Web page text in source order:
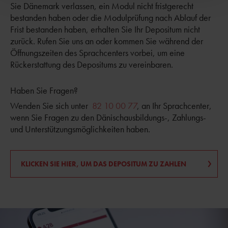
Sie Dänemark verlassen, ein Modul nicht fristgerecht
bestanden haben oder die Modulprüfung nach Ablauf der
Frist bestanden haben, erhalten Sie Ihr Depositum nicht
zurück. Rufen Sie uns an oder kommen Sie während der
Öffnungszeiten des Sprachcenters vorbei, um eine
Rückerstattung des Depositums zu vereinbaren.
Haben Sie Fragen?
Wenden Sie sich unter 82 10 00 77, an Ihr Sprachcenter,
wenn Sie Fragen zu den Dänischausbildungs-, Zahlungs-
und Unterstützungsmöglichkeiten haben.
KLICKEN SIE HIER, UM DAS DEPOSITUM ZU ZAHLEN